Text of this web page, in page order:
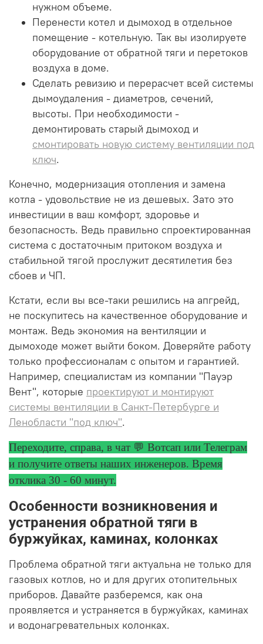
нужном объеме.
Перенести котел и дымоход в отдельное
помещение - котельную. Так вы изолируете
оборудование от обратной тяги и перетоков
воздуха в доме.
Сделать ревизию и перерасчет всей системы
дымоудаления - диаметров, сечений,
высоты. При необходимости -
демонтировать старый дымоход и
смонтировать новую систему вентиляции под
ключ.
Конечно, модернизация отопления и замена
котла - удовольствие не из дешевых. Зато это
инвестиции в ваш комфорт, здоровье и
безопасность. Ведь правильно спроектированная
система с достаточным притоком воздуха и
стабильной тягой прослужит десятилетия без
сбоев и ЧП.
Кстати, если вы все-таки решились на апгрейд,
не поскупитесь на качественное оборудование и
монтаж. Ведь экономия на вентиляции и
дымоходе может выйти боком. Доверяйте работу
только профессионалам с опытом и гарантией.
Например, специалистам из компании "Пауэр
Вент", которые проектируют и монтируют
системы вентиляции в Санкт-Петербурге и
Ленобласти "под ключ".
Переходите, справа, в чат 💬 Вотсап или Телеграм
и получите ответы наших инженеров. Время
отклика 30 - 60 минут.
Особенности возникновения и
устранения обратной тяги в
буржуйках, каминах, колонках
Проблема обратной тяги актуальна не только для
газовых котлов, но и для других отопительных
приборов. Давайте разберемся, как она
проявляется и устраняется в буржуйках, каминах
и водонагревательных колонках.